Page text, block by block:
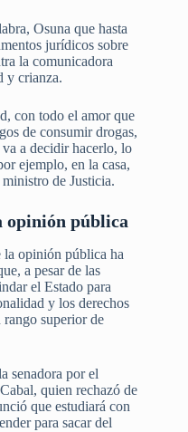
Osuna que hasta
jurídicos sobre
la comunicadora
y crianza.
con todo el amor que
de consumir drogas,
a decidir hacerlo, lo
ejemplo, en la casa,
de Justicia.
opinión pública
la opinión pública ha
a pesar de las
el Estado para
y los derechos
rango superior de
senadora por el
quien rechazó de
que estudiará con
para sacar del